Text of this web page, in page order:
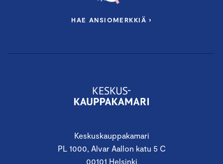
Keskuskauppakamari
PL 1000, Alvar Aallon katu 5 C
00101 Helsinki
HAE ANSIOMERKKIÄ ›